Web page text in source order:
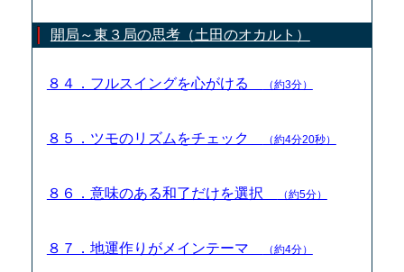
開局～東３局の思考（土田のオカルト）
８４．フルスイングを心がける （約3分）
８５．ツモのリズムをチェック （約4分20秒）
８６．意味のある和了だけを選択 （約5分）
８７．地運作りがメインテーマ （約4分）